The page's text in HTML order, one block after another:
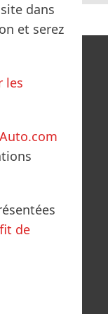
dans
et serez
les
de